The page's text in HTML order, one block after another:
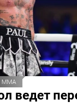
ММА
ведет